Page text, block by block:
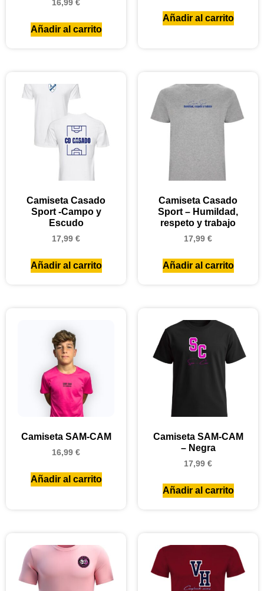
16,99 €
Añadir al carrito
Añadir al carrito
Camiseta Casado
Sport -Campo y
Escudo
17,99 €
Añadir al carrito
Camiseta Casado
Sport – Humildad,
respeto y trabajo
17,99 €
Añadir al carrito
Camiseta SAM-CAM
16,99 €
Añadir al carrito
Camiseta SAM-CAM
– Negra
17,99 €
Añadir al carrito